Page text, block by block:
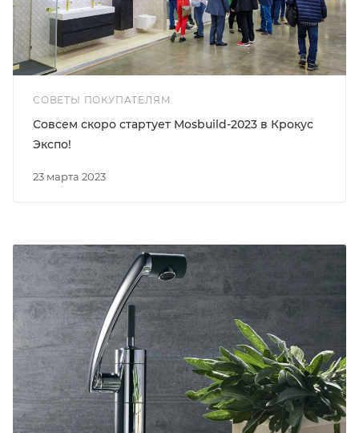
СОВЕТЫ ПОКУПАТЕЛЯМ
23 марта 2023
Совсем скоро стартует Mosbuild-2023 в Крокус
Экспо!